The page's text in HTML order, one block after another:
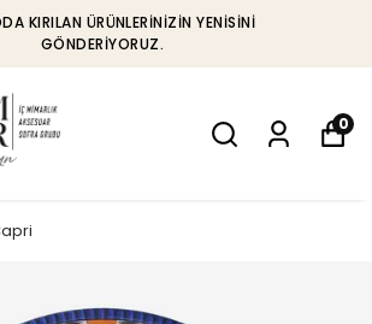
KIRILAN ÜRÜNLERINIZIN YENISINI
GÖNDERIYORUZ.
0